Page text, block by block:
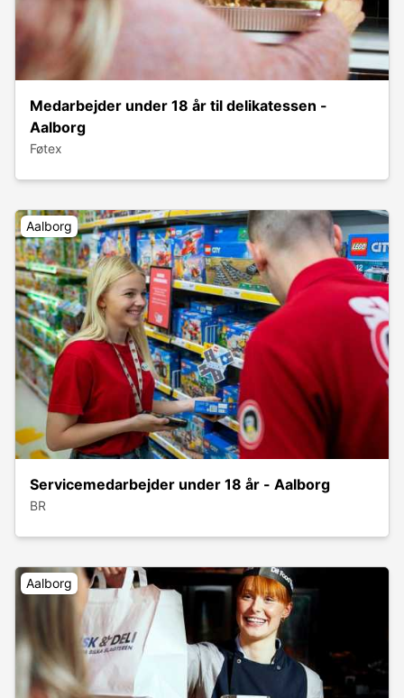
Medarbejder under 18 år til delikatessen -
Aalborg
Føtex
Aalborg
Servicemedarbejder under 18 år - Aalborg
BR
Aalborg